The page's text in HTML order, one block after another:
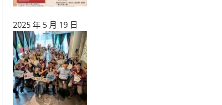
2025 年 5 月 19 日